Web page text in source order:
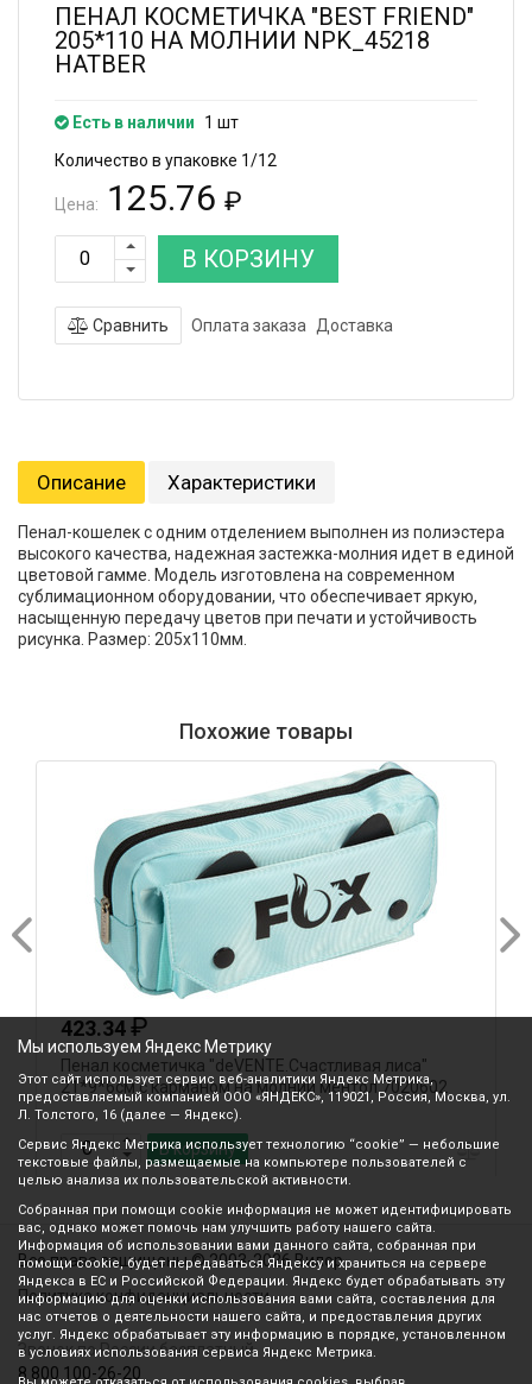
ПЕНАЛ КОСМЕТИЧКА "BEST FRIEND"
205*110 НА МОЛНИИ NPK_45218
HATBER
Есть в наличии
1 шт
Количество в упаковке 1/12
Цена: 125.76 ₽
В КОРЗИНУ
Сравнить Оплата заказа Доставка
Описание Характеристики
Пенал-кошелек с одним отделением выполнен из полиэстера
высокого качества, надежная застежка-молния идет в единой
цветовой гамме. Модель изготовлена на современном
сублимационном оборудовании, что обеспечивает яркую,
насыщенную передачу цветов при печати и устойчивость
рисунка. Размер: 205х110мм.
Похожие товары
423.34₽
Пенал косметичка "deVENTE.Счастливая лиса"
21*9*6см с карманом на молнии ментол 7020602
В корзину
Все права защищены © 2003-2026 Вилор
Политика конфиденциальности
Звонок по России бесплатный
8 800 100-26-20
Мы используем Яндекс Метрику
Этот сайт использует сервис веб-аналитики Яндекс Метрика,
предоставляемый компанией ООО «ЯНДЕКС», 119021, Россия, Москва, ул.
Л. Толстого, 16 (далее — Яндекс).
Сервис Яндекс Метрика использует технологию “cookie” — небольшие
текстовые файлы, размещаемые на компьютере пользователей с
целью анализа их пользовательской активности.
Собранная при помощи cookie информация не может идентифицировать
вас, однако может помочь нам улучшить работу нашего сайта.
Информация об использовании вами данного сайта, собранная при
помощи cookie, будет передаваться Яндексу и храниться на сервере
Яндекса в ЕС и Российской Федерации. Яндекс будет обрабатывать эту
информацию для оценки использования вами сайта, составления для
нас отчетов о деятельности нашего сайта, и предоставления других
услуг. Яндекс обрабатывает эту информацию в порядке, установленном
в условиях использования сервиса Яндекс Метрика.